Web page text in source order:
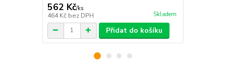
562 Kč/ks
464 Kč bez DPH Skladem
Přidat do košíku